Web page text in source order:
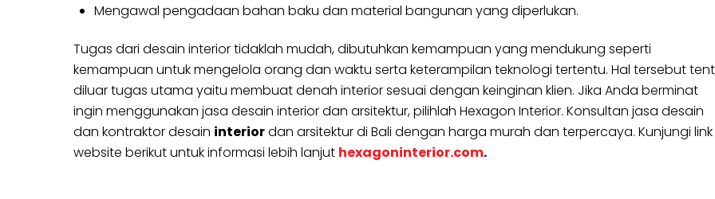
Mengawal pengadaan bahan baku dan material bangunan yang diperlukan.
Tugas dari desain interior tidaklah mudah, dibutuhkan kemampuan yang mendukung seperti
kemampuan untuk mengelola orang dan waktu serta keterampilan teknologi tertentu. Hal tersebut
diluar tugas utama yaitu membuat denah interior sesuai dengan keinginan klien. Jika Anda berminat
ingin menggunakan jasa desain interior dan arsitektur, pilihlah Hexagon Interior. Konsultan jasa desain
dan kontraktor desain interiordan arsitektur di Bali dengan harga murah dan terpercaya. Kunjungi link
website berikut untuk informasi lebih lanjut hexagoninterior.com.